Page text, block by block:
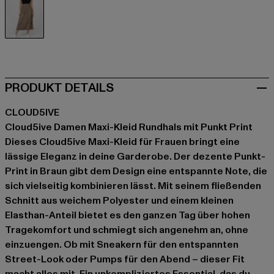
PRODUKT DETAILS
CLOUD5IVE
Cloud5ive Damen Maxi-Kleid Rundhals mit Punkt Print
Dieses Cloud5ive Maxi-Kleid für Frauen bringt eine
lässige Eleganz in deine Garderobe. Der dezente Punkt-
Print in Braun gibt dem Design eine entspannte Note, die
sich vielseitig kombinieren lässt. Mit seinem fließenden
Schnitt aus weichem Polyester und einem kleinen
Elasthan-Anteil bietet es den ganzen Tag über hohen
Tragekomfort und schmiegt sich angenehm an, ohne
einzuengen. Ob mit Sneakern für den entspannten
Street-Look oder Pumps für den Abend – dieser Fit